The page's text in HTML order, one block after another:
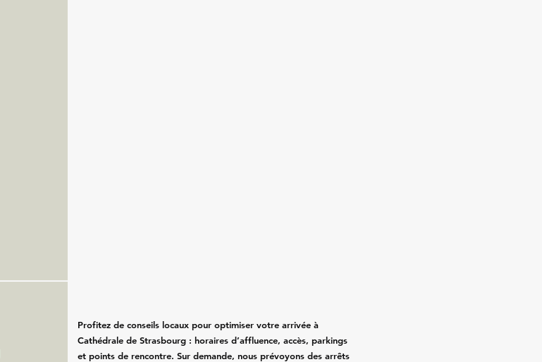
Profitez de conseils locaux pour optimiser votre arrivée à
Cathédrale de Strasbourg : horaires d’affluence, accès, parkings
et points de rencontre. Sur demande, nous prévoyons des arrêts